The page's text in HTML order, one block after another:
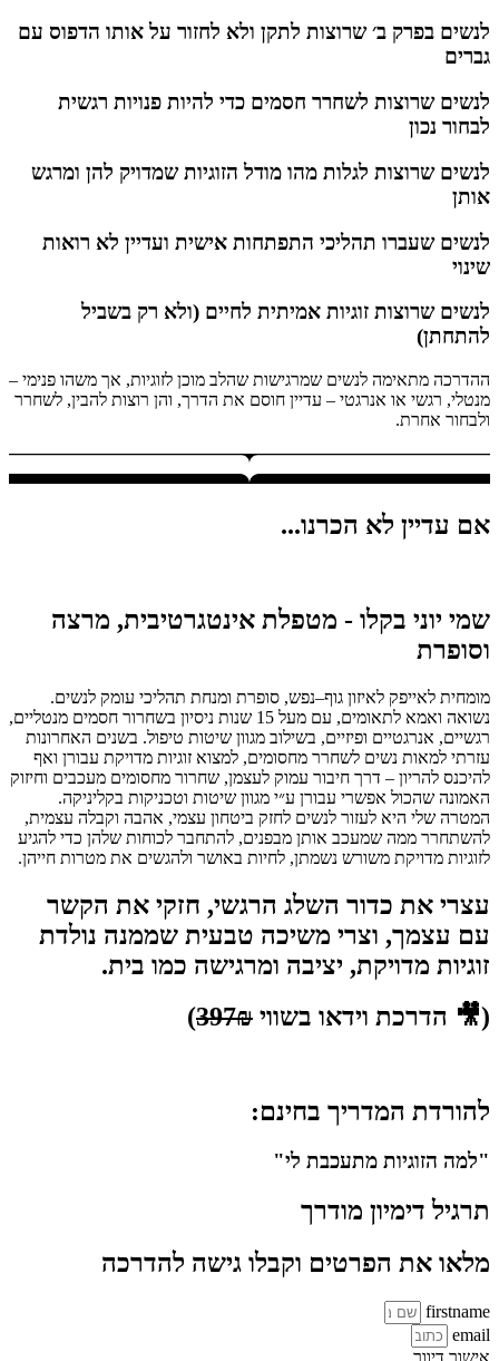
לנשים בפרק ב׳ שרוצות לתקן ולא לחזור על אותו הדפוס עם
גברים
לנשים שרוצות לשחרר חסמים כדי להיות פנויות רגשית
לבחור נכון
לנשים שרוצות לגלות מהו מודל הזוגיות שמדויק להן ומרגש
אותן
לנשים שעברו תהליכי התפתחות אישית ועדיין לא רואות
שינוי
לנשים שרוצות זוגיות אמיתית לחיים (ולא רק בשביל
להתחתן)
ההדרכה מתאימה לנשים שמרגישות שהלב מוכן לזוגיות, אך משהו פנימי –
מנטלי, רגשי או אנרגטי – עדיין חוסם את הדרך, והן רוצות להבין, לשחרר
ולבחור אחרת.
אם עדיין לא הכרנו...
שמי יוני בקלו - מטפלת אינטגרטיבית, מרצה
וסופרת
מומחית לאייפק לאיזון גוף–נפש, סופרת ומנחת תהליכי עומק לנשים.
נשואה ואמא לתאומים, עם מעל 15 שנות ניסיון בשחרור חסמים מנטליים,
רגשיים, אנרגטיים ופיזיים, בשילוב מגוון שיטות טיפול. בשנים האחרונות
עזרתי למאות נשים לשחרר מחסומים, למצוא זוגיות מדויקת עבורן ואף
להיכנס להריון – דרך חיבור עמוק לעצמן, שחרור מחסומים מעכבים וחיזוק
האמונה שהכול אפשרי עבורן ע״י מגוון שיטות וטכניקות בקליניקה.
המטרה שלי היא לעזור לנשים לחזק ביטחון עצמי, אהבה וקבלה עצמית,
להשתחרר ממה שמעכב אותן מבפנים, להתחבר לכוחות שלהן כדי להגיע
לזוגיות מדויקת משורש נשמתן, לחיות באושר ולהגשים את מטרות חייהן.
עצרי את כדור השלג הרגשי, חזקי את הקשר
עם עצמך, וצרי משיכה טבעית שממנה נולדת
זוגיות מדויקת, יציבה ומרגישה כמו בית.
(🎥 הדרכת וידאו בשווי 397₪
)
להורדת המדריך בחינם:
"למה הזוגיות מתעכבת לי"
תרגיל דימיון מודרך
מלאו את הפרטים וקבלו גישה להדרכה
firstname
email
אישור דיוור